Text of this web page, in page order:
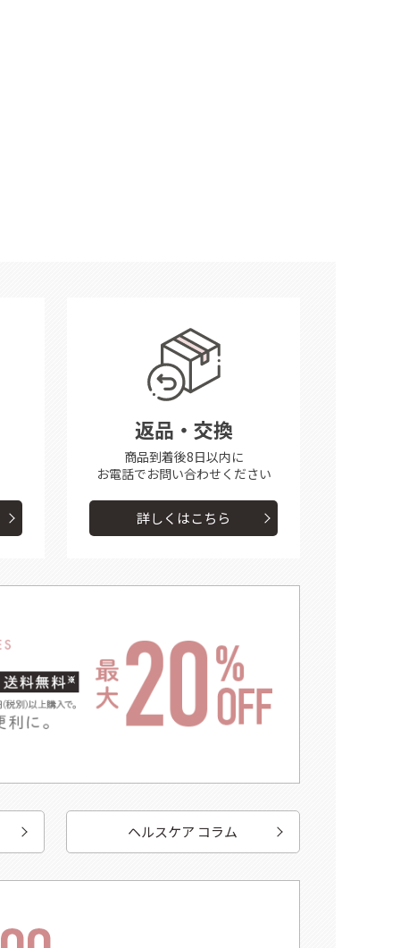
返品・交換
商品到着後8日以内に
お電話でお問い合わせください
詳しくはこちら
ヘルスケア コラム